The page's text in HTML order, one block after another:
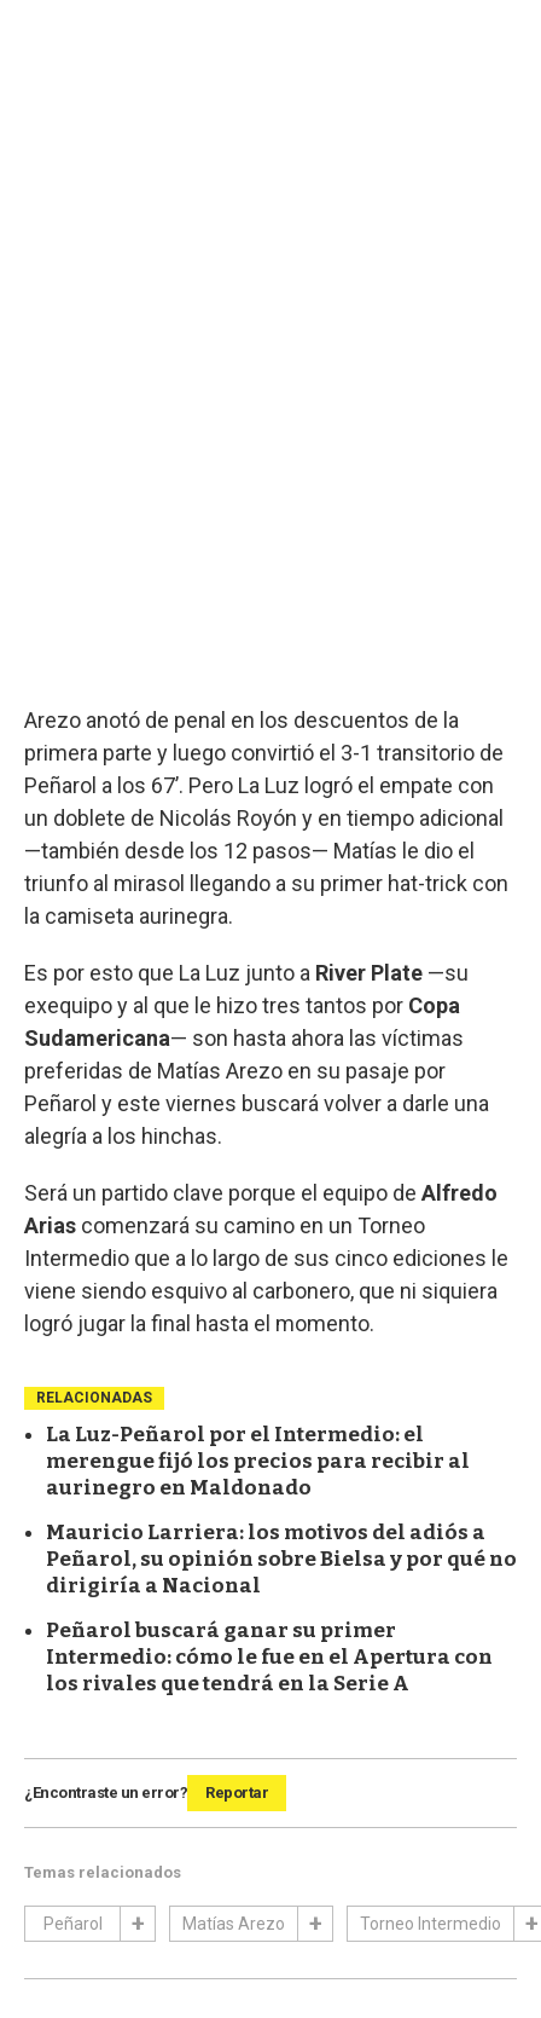
Arezo anotó de penal en los descuentos de la
primera parte y luego convirtió el 3-1 transitorio de
Peñarol a los 67’. Pero La Luz logró el empate con
un doblete de Nicolás Royón y en tiempo adicional
—también desde los 12 pasos— Matías le dio el
triunfo al mirasol llegando a su primer hat-trick con
la camiseta aurinegra.
Es por esto que La Luz junto a River Plate —su
exequipo y al que le hizo tres tantos por Copa
Sudamericana— son hasta ahora las víctimas
preferidas de Matías Arezo en su pasaje por
Peñarol y este viernes buscará volver a darle una
alegría a los hinchas.
Será un partido clave porque el equipo de Alfredo
Arias comenzará su camino en un Torneo
Intermedio que a lo largo de sus cinco ediciones le
viene siendo esquivo al carbonero, que ni siquiera
logró jugar la final hasta el momento.
RELACIONADAS
La Luz-Peñarol por el Intermedio: el
merengue fijó los precios para recibir al
aurinegro en Maldonado
Mauricio Larriera: los motivos del adiós a
Peñarol, su opinión sobre Bielsa y por qué no
dirigiría a Nacional
Peñarol buscará ganar su primer
Intermedio: cómo le fue en el Apertura con
los rivales que tendrá en la Serie A
¿Encontraste un error? Reportar
Temas relacionados
Peñarol Matías Arezo Torneo Intermedio